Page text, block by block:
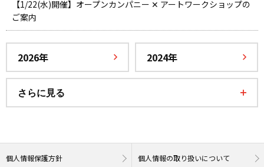
【1/22(水)開催】オープンカンパニー ✕ アートワークショップの
ご案内
2026年 2024年
さらに見る
個人情報保護方針 個人情報の取り扱いについて